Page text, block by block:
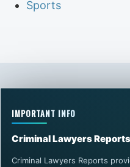
Sports
IMPORTANT INFO
Criminal Lawyers Reports
Criminal Lawyers Reports